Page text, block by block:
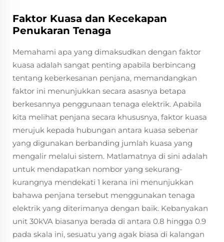
Faktor Kuasa dan Kecekapan
Penukaran Tenaga
Memahami apa yang dimaksudkan dengan faktor
kuasa adalah sangat penting apabila berbincang
tentang keberkesanan penjana, memandangkan
faktor ini menunjukkan secara asasnya betapa
berkesannya penggunaan tenaga elektrik. Apabila
kita melihat penjana secara khususnya, faktor kuasa
merujuk kepada hubungan antara kuasa sebenar
yang digunakan berbanding jumlah kuasa yang
mengalir melalui sistem. Matlamatnya di sini adalah
untuk mendapatkan nombor yang sekurang-
kurangnya mendekati 1 kerana ini menunjukkan
bahawa penjana tersebut menggunakan tenaga
elektrik yang diterimanya dengan baik. Kebanyakan
unit 30kVA biasanya berada di antara 0.8 hingga 0.9
pada skala ini, sesuatu yang agak biasa di kalangan